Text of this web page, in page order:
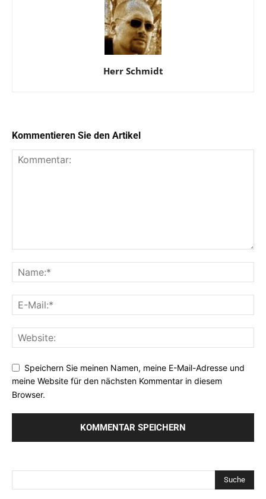
Herr Schmidt
Kommentieren Sie den Artikel
Speichern Sie meinen Namen, meine E-Mail-Adresse und
meine Website für den nächsten Kommentar in diesem
Browser.